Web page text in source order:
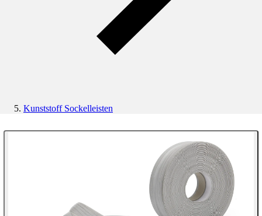
Kunststoff Sockelleisten